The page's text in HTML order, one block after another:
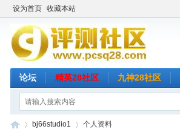
设为首页 收藏本站
论坛 精英28社区 九神28社区
bj66studio1 个人资料